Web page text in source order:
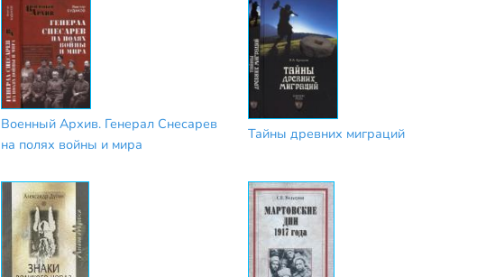
Военный Архив. Генерал Снесарев
на полях войны и мира
Тайны древних миграций